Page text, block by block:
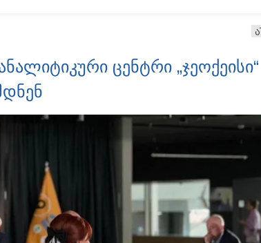
ა
ცენტრი „ჯეოქეისი“